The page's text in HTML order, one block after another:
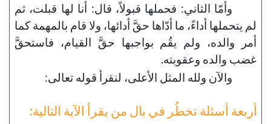
وأمّا الثاني: فحملها قبولاً، قال: أنا لها قبلت، ثم
لم يتحملها أداءً، ما أدّاها حقَّ أدائها، ولا قام بالمهمة كما
أمر والده، ولم يقُم بواجبها حقَّ القيام، فاستحقَّ
غضب والده وعقوبته.
والآن ولله المثل الأعلى، لنقرأ قوله تعالى:
أربعة أسئلة تخطُر في بال من يقرأ الآية التالية: